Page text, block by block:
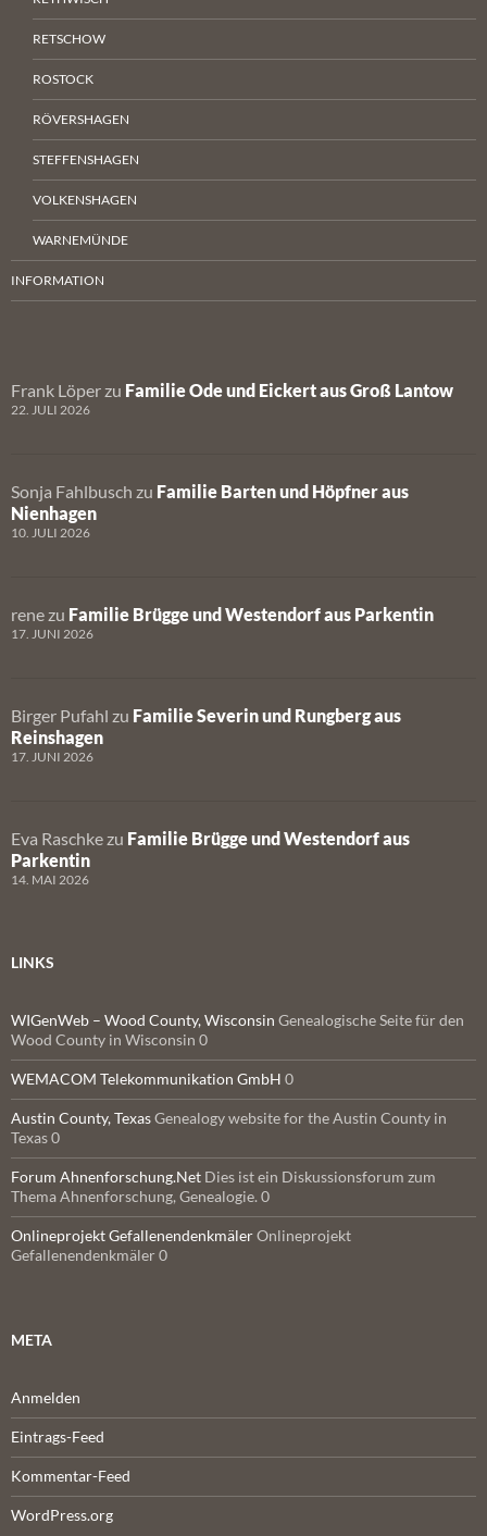
RETSCHOW
ROSTOCK
RÖVERSHAGEN
STEFFENSHAGEN
VOLKENSHAGEN
WARNEMÜNDE
INFORMATION
Frank Löper zu Familie Ode und Eickert aus Groß Lantow
22. JULI 2026
Sonja Fahlbusch zu Familie Barten und Höpfner aus
Nienhagen
10. JULI 2026
rene zu Familie Brügge und Westendorf aus Parkentin
17. JUNI 2026
Birger Pufahl zu Familie Severin und Rungberg aus
Reinshagen
17. JUNI 2026
Eva Raschke zu Familie Brügge und Westendorf aus
Parkentin
14. MAI 2026
LINKS
WIGenWeb – Wood County, Wisconsin Genealogische Seite für den
Wood County in Wisconsin 0
WEMACOM Telekommunikation GmbH 0
Austin County, TexasGenealogy website for the Austin County in
Texas 0
Forum Ahnenforschung.Net Dies ist ein Diskussionsforum zum
Thema Ahnenforschung, Genealogie. 0
Onlineprojekt GefallenendenkmälerOnlineprojekt
Gefallenendenkmäler 0
META
Anmelden
Eintrags-Feed
Kommentar-Feed
WordPress.org